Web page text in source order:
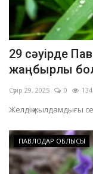
29 сәуірде
жаңбырлы
Сәуір 29, 2025 0 134
Желдің жылдамдығы
ПАВЛОДАР ОБЛЫСЫ